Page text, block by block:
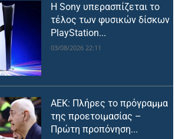
Η Sony υπερασπίζεται το
τέλος των φυσικών δίσκων
PlayStation...
03/08/2026 22:11
ΑΕΚ: Πλήρες το πρόγραμμα
της προετοιμασίας –
Πρώτη προπόνηση...